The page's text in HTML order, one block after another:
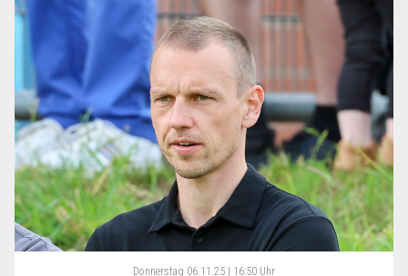
Donnerstag 06.11.25 | 16:50 Uhr